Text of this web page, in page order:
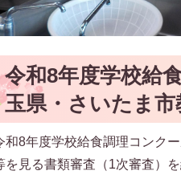
令和8年度学校給
玉県・さいたま市
和8年度学校給食調理コンク
を見る書類審査（1次審査）